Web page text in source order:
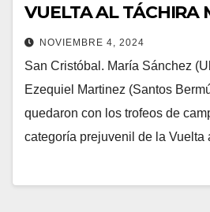
VUELTA AL TÁCHIRA
NOVIEMBRE 4, 2024
San Cristóbal. María Sánchez
Ezequiel Martinez (Santos
quedaron con los trofeos de
categoría prejuvenil de la